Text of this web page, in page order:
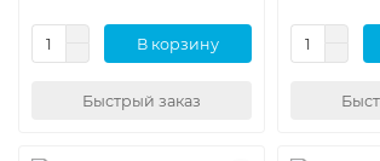
В корзину
Быстрый заказ